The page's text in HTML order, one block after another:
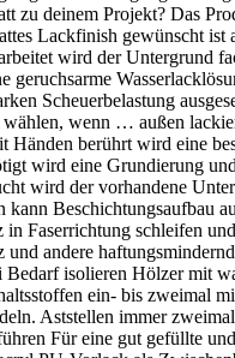
zu deinem Projekt? Das
Lackfinish gewünscht ist
wird der Untergrund
geruchsarme
Scheuerbelastung
wählen, wenn … außen
Händen berührt wird eine
wird eine Grundierung
wird der vorhandene
kann Beschichtungsaufbau
in Faserrichtung schleifen
und andere
Bedarf isolieren Hölzer mit
ein- bis zweimal
Aststellen immer
Für eine gut gefüllte